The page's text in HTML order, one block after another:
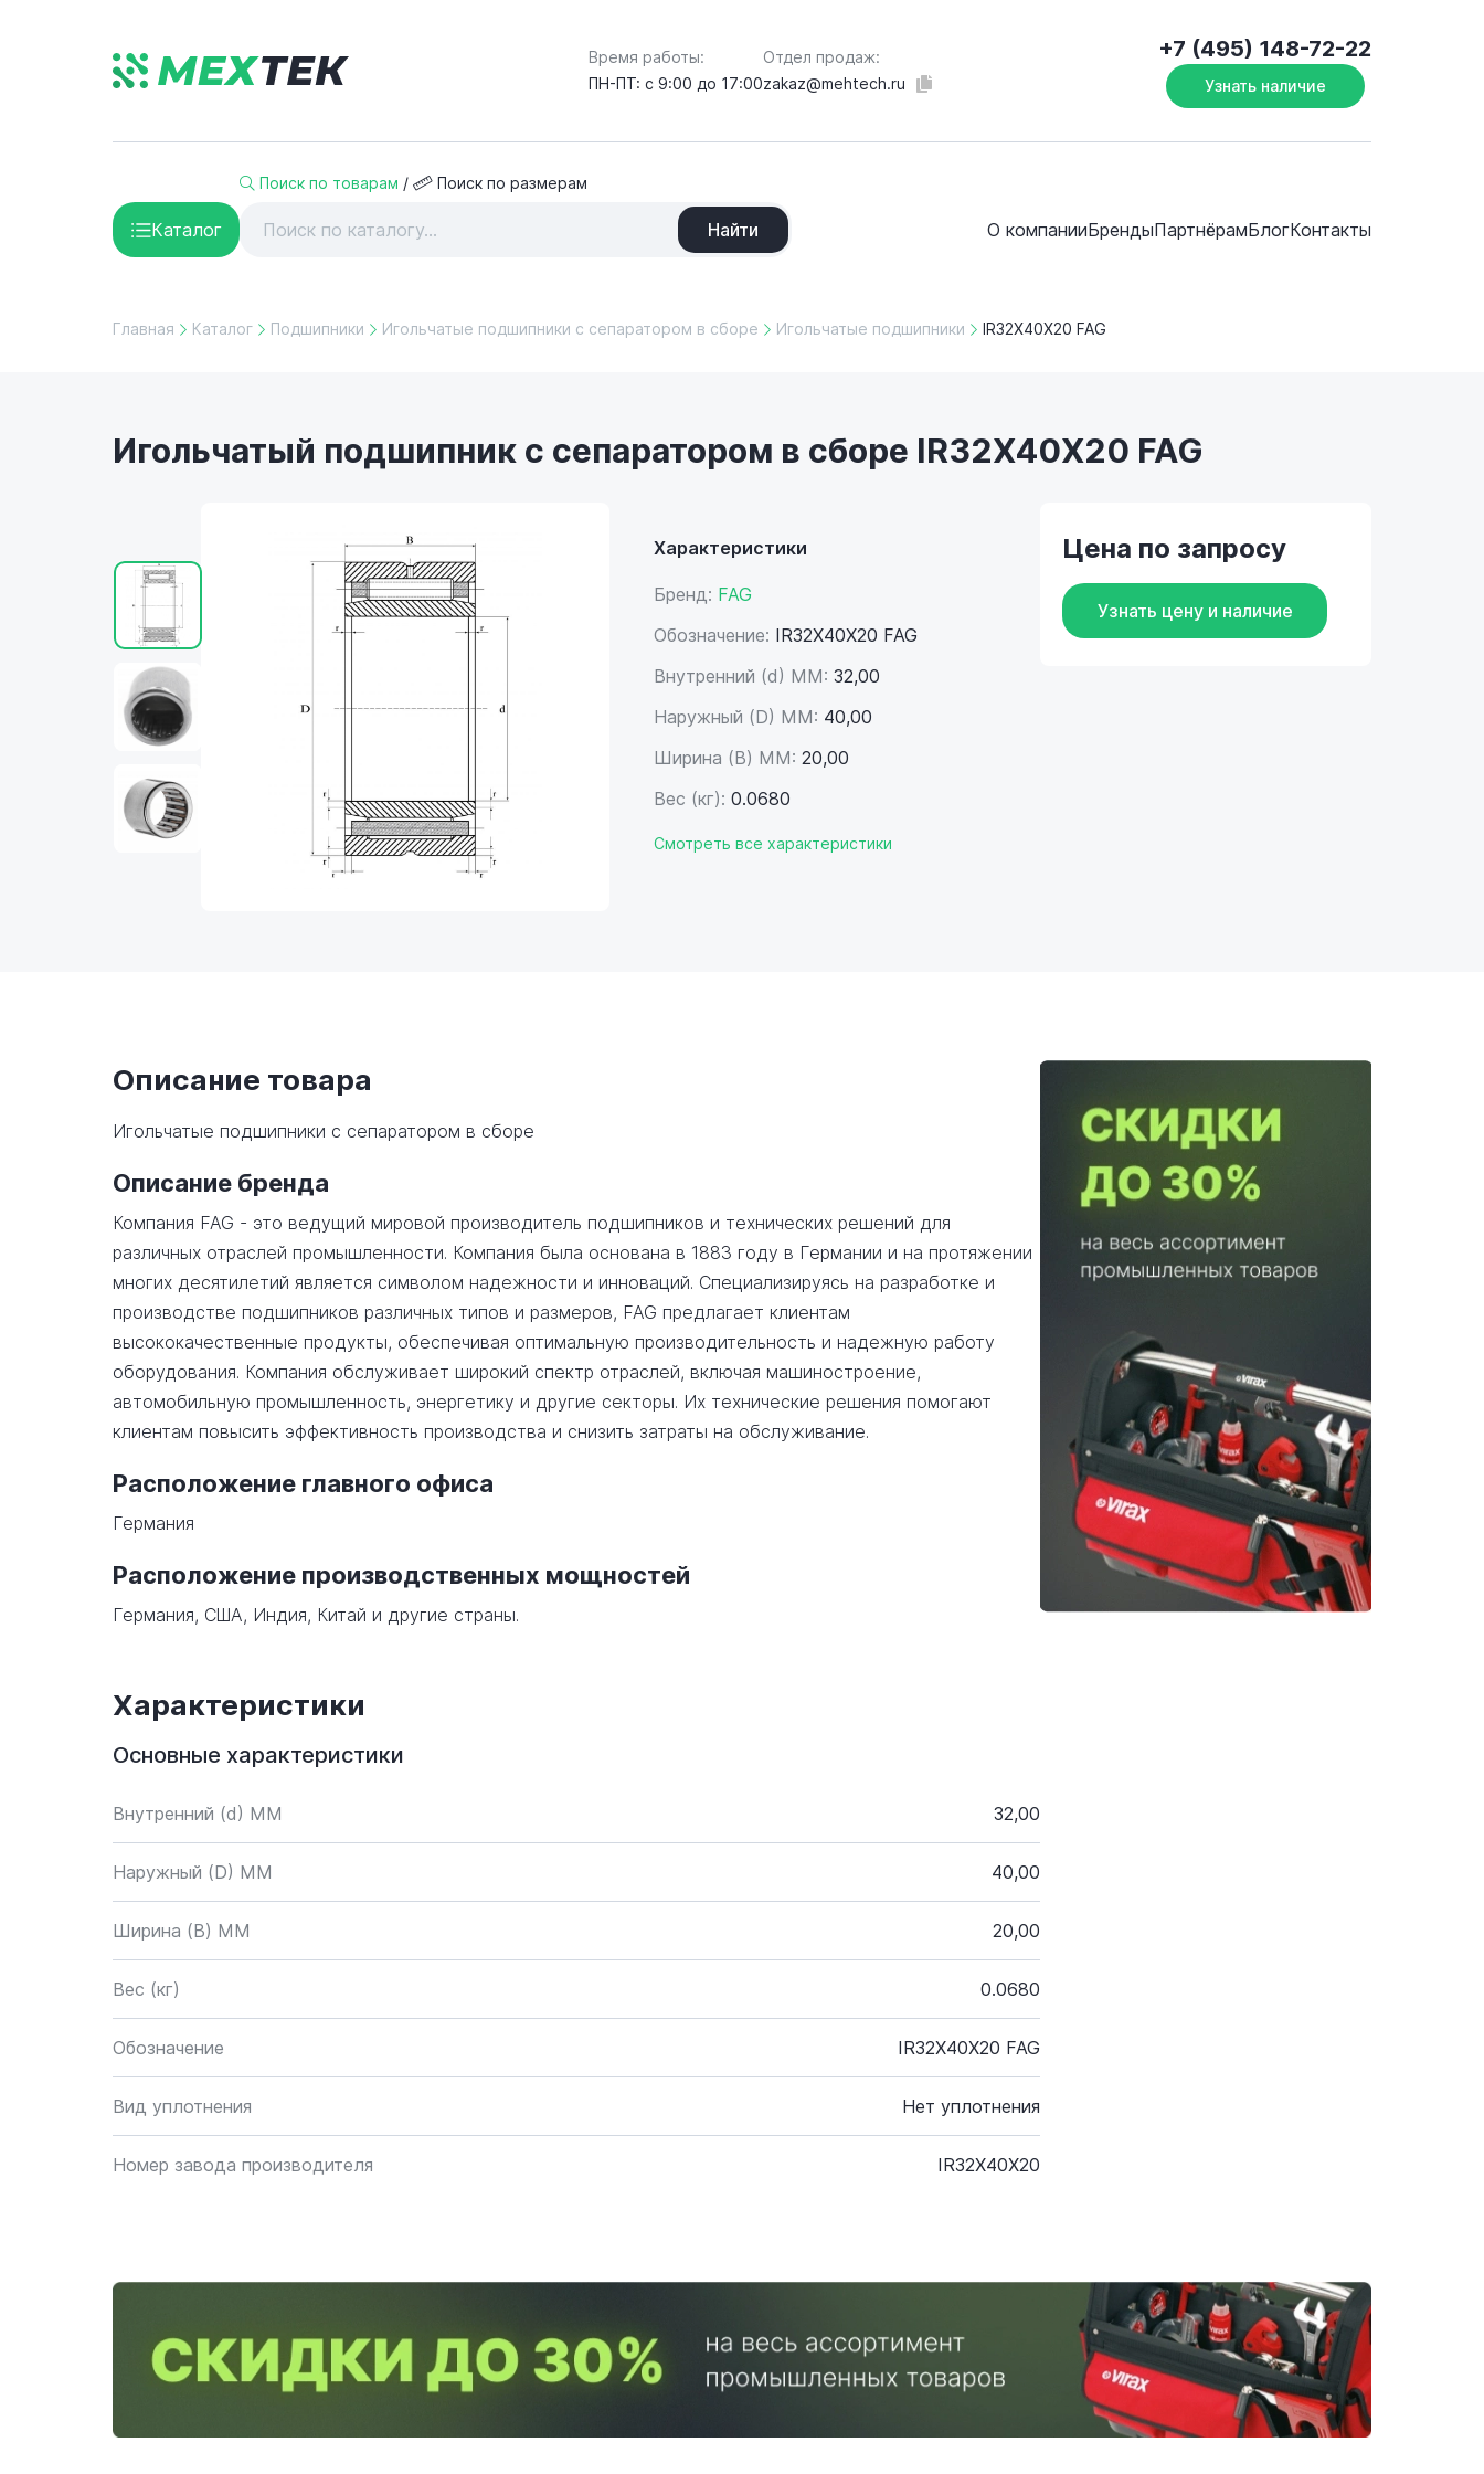
Время работы:
ПН-ПТ: с 9:00 до 17:00
Отдел продаж:
zakaz@mehtech.ru
+7 (495) 148-72-22
Узнать наличие
Каталог
Поиск по товарам / Поиск по размерам
Найти О компанииБрендыПартнёрамБлогКонтакты
Главная Каталог Подшипники Игольчатые подшипники с сепаратором в сборе Игольчатые подшипники IR32X40X20 FAG
Игольчатый подшипник с сепаратором в сборе IR32X40X20 FAG
Характеристики
Бренд: FAG
Обозначение: IR32X40X20 FAG
Внутренний (d) ММ: 32,00
Наружный (D) ММ: 40,00
Ширина (B) MM: 20,00
Вес (кг): 0.0680
Смотреть все характеристики
Цена по запросу
Узнать цену и наличие
Описание товара
Игольчатые подшипники с сепаратором в сборе
Описание бренда
Компания FAG - это ведущий мировой производитель подшипников и технических решений для
различных отраслей промышленности. Компания была основана в 1883 году в Германии и на протяжении
многих десятилетий является символом надежности и инноваций. Специализируясь на разработке и
производстве подшипников различных типов и размеров, FAG предлагает клиентам
высококачественные продукты, обеспечивая оптимальную производительность и надежную работу
оборудования. Компания обслуживает широкий спектр отраслей, включая машиностроение,
автомобильную промышленность, энергетику и другие секторы. Их технические решения помогают
клиентам повысить эффективность производства и снизить затраты на обслуживание.
Расположение главного офиса
Германия
Расположение производственных мощностей
Германия, США, Индия, Китай и другие страны.
Характеристики
Основные характеристики
Внутренний (d) ММ 32,00
Наружный (D) ММ 40,00
Ширина (B) MM 20,00
Вес (кг) 0.0680
Обозначение IR32X40X20 FAG
Вид уплотнения Нет уплотнения
Номер завода производителя IR32X40X20